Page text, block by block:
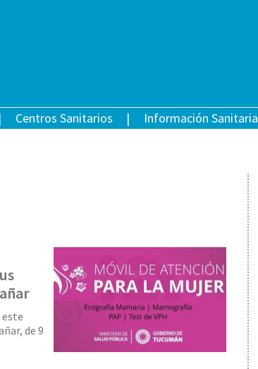
Centros Sanitarios Información Sanitaria
de 9